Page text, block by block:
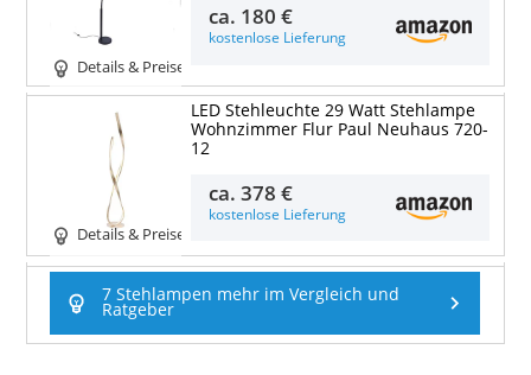
Details & Preise
ca. 180 €
kostenlose Lieferung
Details & Preise
LED Stehleuchte 29 Watt Stehlampe
Wohnzimmer Flur Paul Neuhaus 720-
12
ca.378 €
kostenlose Lieferung
7 Stehlampen mehr im Vergleich und
Ratgeber